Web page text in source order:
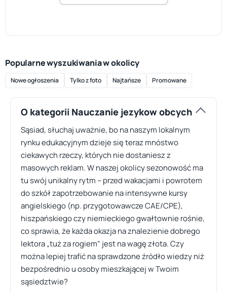
Popularne wyszukiwania w okolicy
Nowe ogłoszenia Tylko z foto Najtańsze Promowane
O kategorii Nauczanie jezykow obcych
Sąsiad, słuchaj uważnie, bo na naszym lokalnym
rynku edukacyjnym dzieje się teraz mnóstwo
ciekawych rzeczy, których nie dostaniesz z
masowych reklam. W naszej okolicy sezonowość ma
tu swój unikalny rytm – przed wakacjami i powrotem
do szkół zapotrzebowanie na intensywne kursy
angielskiego (np. przygotowawcze CAE/CPE),
hiszpańskiego czy niemieckiego gwałtownie rośnie,
co sprawia, że każda okazja na znalezienie dobrego
lektora „tuż za rogiem” jest na wagę złota. Czy
można lepiej trafić na sprawdzone źródło wiedzy niż
bezpośrednio u osoby mieszkającej w Twoim
sąsiedztwie?